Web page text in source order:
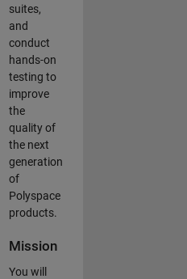
suites,
and
conduct
hands-on
testing to
improve
the
quality of
the next
generation
of
Polyspace
products.
Mission
You will